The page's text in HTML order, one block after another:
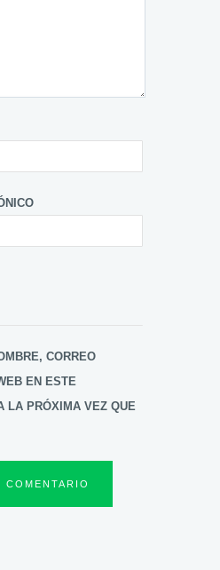
CORREO
EN ESTE
LA PRÓXIMA VEZ QUE